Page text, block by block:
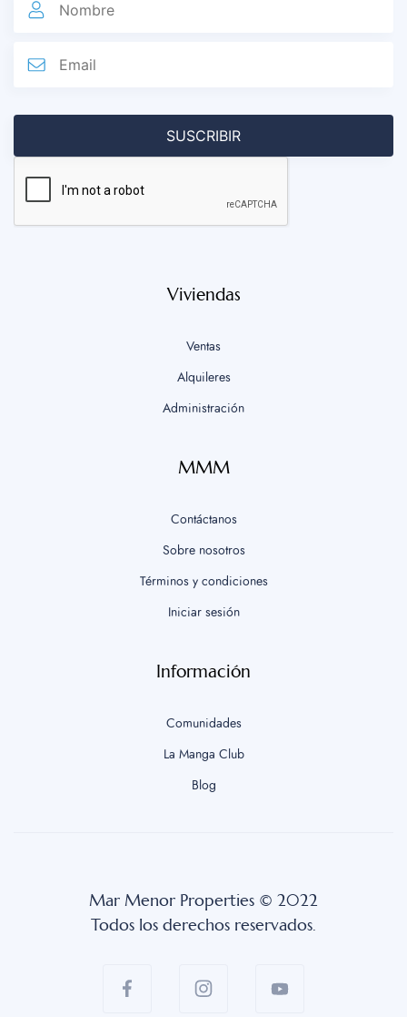
Viviendas
Ventas
Alquileres
Administración
MMM
Contáctanos
Sobre nosotros
Términos y condiciones
Iniciar sesión
Información
Comunidades
La Manga Club
Blog
Mar Menor Properties © 2022
Todos los derechos reservados.